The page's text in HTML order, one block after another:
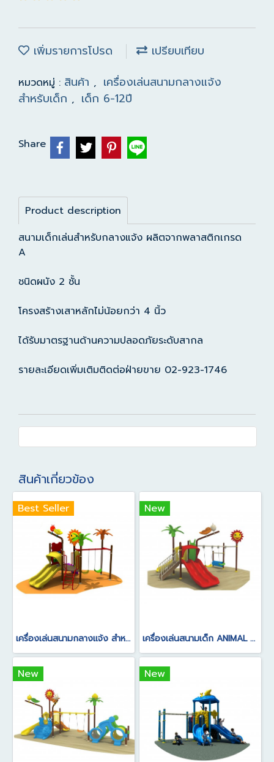
เพิ่มรายการโปรด เปรียบเทียบ
หมวดหมู่ : สินค้า , เครื่องเล่นสนามกลางแจ้ง
สำหรับเด็ก , เด็ก 6-12ปี
Share
Product description
สนามเด็กเล่นสำหรับกลางแจ้ง ผลิตจากพลาสติกเกรด
A
ชนิดผนัง 2 ชั้น
โครงสร้างเสาหลักไม่น้อยกว่า 4 นิ้ว
ได้รับมาตรฐานด้านความปลอดภัยระดับสากล
รายละเอียดเพิ่มเติมติดต่อฝ่ายขาย 02-923-1746
สินค้าเกี่ยวข้อง
Best Seller
เครื่องเล่นสนามกลางแจ้ง สำหรับเด็ก อายุการใช้งาน 5-10 ปี
New
เครื่องเล่นสนามเด็ก ANIMAL SERIES
New New